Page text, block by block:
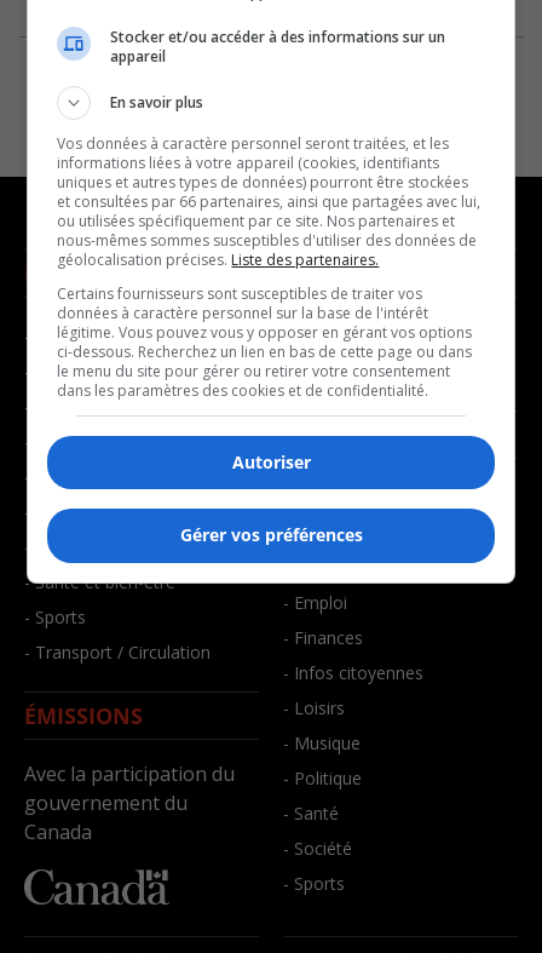
NOUVELLES
- Affaires municipales
- Communauté / Social
- Culture
- Économie
- Éducation
- Environnement
- Faits divers
- Santé et bien-être
- Sports
- Transport / Circulation
ÉMISSIONS
Avec la participation du
gouvernement du
Canada
MUSIQUE
- Décompte franco
- Joué récemment
BALADOS
- Art de vivre
- Bien-être
- Emploi
- Finances
- Infos citoyennes
- Loisirs
- Musique
- Politique
- Santé
- Société
- Sports
Stocker et/ou accéder à des informations sur un
appareil
En savoir plus
Vos données à caractère personnel seront traitées, et les
informations liées à votre appareil (cookies, identifiants
uniques et autres types de données) pourront être stockées
et consultées par 66 partenaires, ainsi que partagées avec lui,
ou utilisées spécifiquement par ce site. Nos partenaires et
nous-mêmes sommes susceptibles d'utiliser des données de
géolocalisation précises. Liste des partenaires.
Certains fournisseurs sont susceptibles de traiter vos
données à caractère personnel sur la base de l'intérêt
légitime. Vous pouvez vous y opposer en gérant vos options
ci-dessous. Recherchez un lien en bas de cette page ou dans
le menu du site pour gérer ou retirer votre consentement
dans les paramètres des cookies et de confidentialité.
Autoriser
Gérer vos préférences